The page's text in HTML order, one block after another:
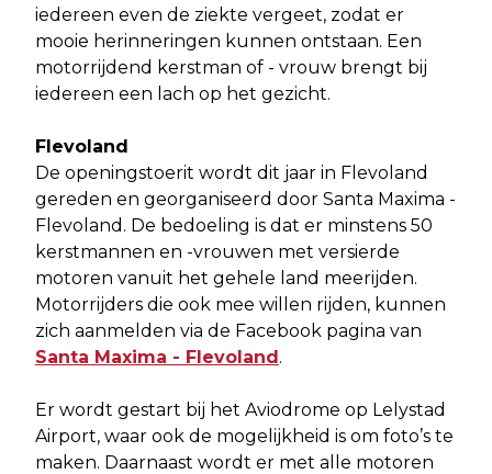
iedereen even de ziekte vergeet, zodat er
mooie herinneringen kunnen ontstaan. Een
motorrijdend kerstman of - vrouw brengt bij
iedereen een lach op het gezicht.
Flevoland
De openingstoerit wordt dit jaar in Flevoland
gereden en georganiseerd door Santa Maxima -
Flevoland. De bedoeling is dat er minstens 50
kerstmannen en -vrouwen met versierde
motoren vanuit het gehele land meerijden.
Motorrijders die ook mee willen rijden, kunnen
zich aanmelden via de Facebook pagina van
Santa Maxima - Flevoland.
Er wordt gestart bij het Aviodrome op Lelystad
Airport, waar ook de mogelijkheid is om foto’s te
maken. Daarnaast wordt er met alle motoren